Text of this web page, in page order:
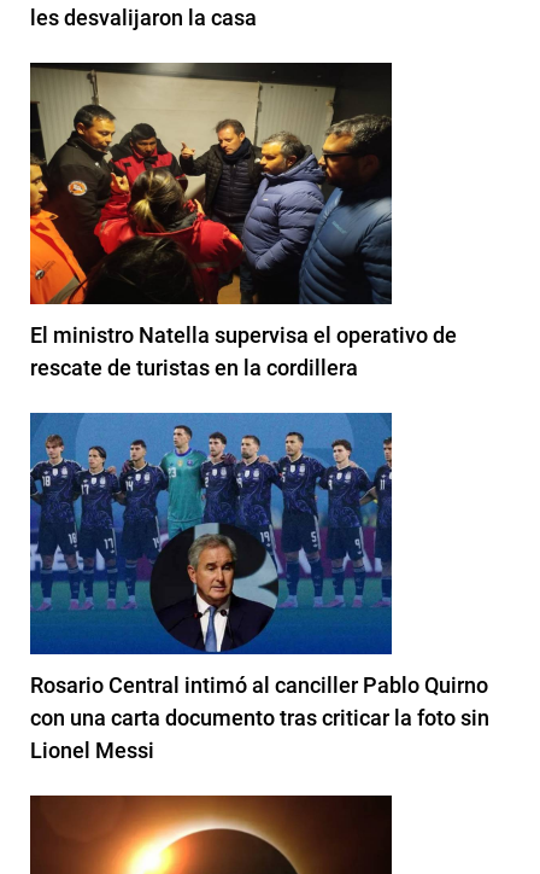
les desvalijaron la casa
El ministro Natella supervisa el operativo de
rescate de turistas en la cordillera
Rosario Central intimó al canciller Pablo Quirno
con una carta documento tras criticar la foto sin
Lionel Messi